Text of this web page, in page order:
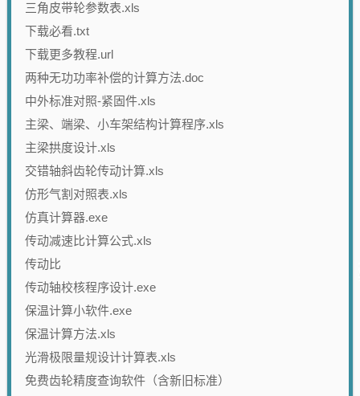
三角皮带轮参数表.xls
下载必看.txt
下载更多教程.url
两种无功功率补偿的计算方法.doc
中外标准对照-紧固件.xls
主梁、端梁、小车架结构计算程序.xls
主梁拱度设计.xls
交错轴斜齿轮传动计算.xls
仿形气割对照表.xls
仿真计算器.exe
传动减速比计算公式.xls
传动比
传动轴校核程序设计.exe
保温计算小软件.exe
保温计算方法.xls
光滑极限量规设计计算表.xls
免费齿轮精度查询软件（含新旧标准）